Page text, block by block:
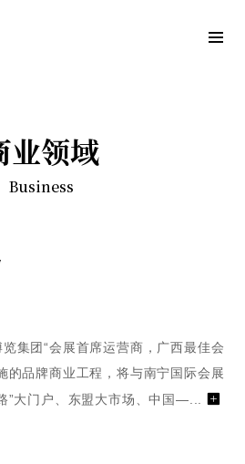
业领域
Business
集团“会展首席运营商，广西最佳会
的品牌商业工程，将与南宁国际会展
”大门户、东盟大市场、中国—...